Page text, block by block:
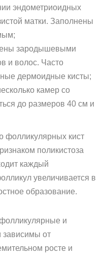
эндометриоидных
матки. Заполнены
зародышевыми
и волос. Часто
дермоидные кисты;
камер со
до размеров 40 см и
фолликулярных кист
поликистоза
каждый
увеличивается в
образование.
и
зависимы от
росте и